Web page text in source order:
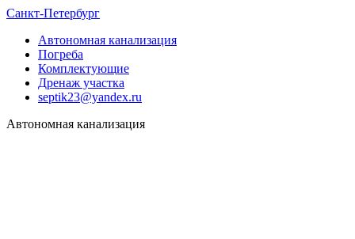
Санкт-Петербург
Автономная канализация
Погреба
Комплектующие
Дренаж участка
septik23@yandex.ru
Автономная канализация